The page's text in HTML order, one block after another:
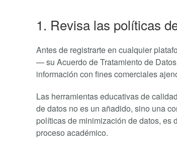
1. Revisa las políticas
Antes de registrarte en cualquier
— su Acuerdo de Tratamiento de
información con fines comerciales
Las herramientas educativas de
de datos no es un añadido, sino una
políticas de minimización de datos, es
proceso académico.